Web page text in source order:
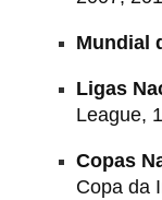
Mundial
Ligas
League,
Copas
Copa da